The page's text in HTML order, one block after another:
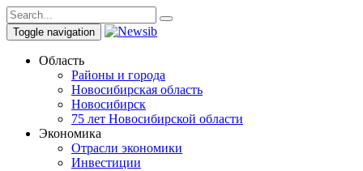
Toggle navigation
Область
Районы и города
Новосибирская область
Новосибирск
75 лет Новосибирской области
Экономика
Отрасли экономики
Инвестиции